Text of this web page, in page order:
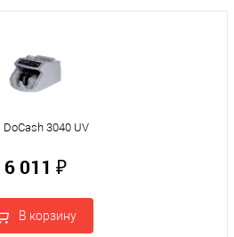
DoCash 3040 UV
6 011 ₽
В корзину